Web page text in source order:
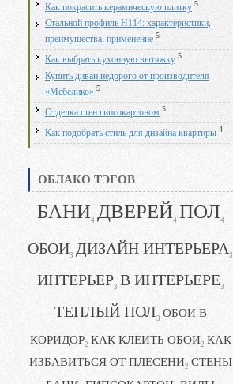
Как покрасить керамическую плитку 5
Стальной профиль Н114: характеристики,
преимущества, применение 5
Как выбрать кухонную вытяжку 5
Купить диван недорого от производителя
«Мебелико» 5
Отделка стен гипсокартоном 5
Как подобрать стиль для дизайна квартиры 4
ОБЛАКО ТЭГОВ
БАНИ4 ДВЕРЕЙ4 ПОЛ4
ОБОИ3 ДИЗАЙН ИНТЕРЬЕРА3
ИНТЕРЬЕР3 В ИНТЕРЬЕРЕ3
ТЕПЛЫЙ ПОЛ3 ОБОИ В
КОРИДОР2 КАК КЛЕИТЬ ОБОИ2 КАК
ИЗБАВИТЬСЯ ОТ ПЛЕСЕНИ2 СТЕНЫ